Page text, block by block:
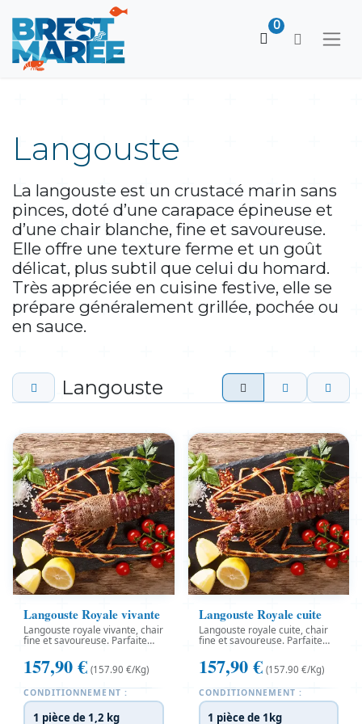
0
Langouste
La langouste est un crustacé marin sans
pinces, doté d’une carapace épineuse et
d’une chair blanche, fine et savoureuse.
Elle offre une texture ferme et un goût
délicat, plus subtil que celui du homard.
Très appréciée en cuisine festive, elle se
prépare généralement grillée, pochée ou
en sauce.
Langouste
Langouste Royale vivante
Langouste royale vivante, chair
fine et savoureuse. Parfaite
repas d’exception. Livraison
express partout en France
157,90€ (157.90 €/Kg)
CONDITIONNEMENT :
Langouste Royale cuite
Langouste royale cuite, chair
fine et savoureuse. Parfaite
repas d’exception. Livraison
express partout en France
157,90€ (157.90 €/Kg)
CONDITIONNEMENT :